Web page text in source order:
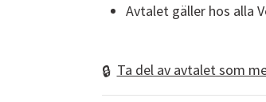
Avtalet gäller hos alla
🔒Ta del av avtalet som